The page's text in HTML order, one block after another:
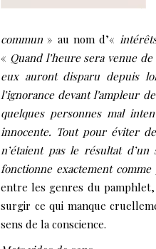
commun » au nom d’«
« Quand l’heure sera venue
eux auront disparu depuis
l’ignorance devant l’ampleur
quelques personnes mal
innocente. Tout pour éviter
n’étaient pas le résultat
fonctionne exactement comme
entre les genres du
surgir ce qui manque
sens de la conscience.